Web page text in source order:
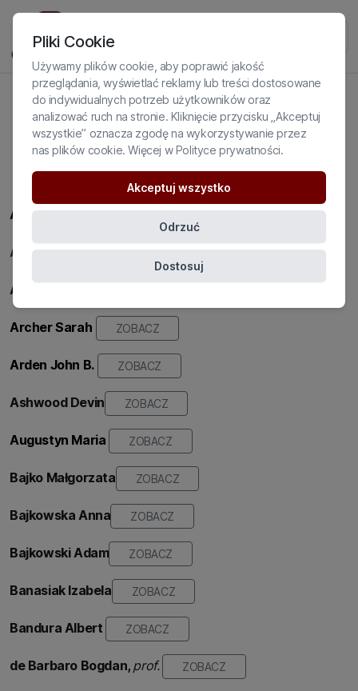
SZKOLĄ DLA NAS
Alarcon AriasLuis
AmbroziakKonrad,dr ZOBACZ
Ambroziak-Krzysztofowicz Violetta
Archer Sarah ZOBACZ
Arden John B. ZOBACZ
Ashwood Devin ZOBACZ
Augustyn Maria ZOBACZ
Bajko Małgorzata ZOBACZ
Bajkowska Anna ZOBACZ
Bajkowski Adam ZOBACZ
Banasiak Izabela ZOBACZ
Bandura Albert ZOBACZ
de Barbaro Bogdan, prof. ZOBACZ
Pliki Cookie
Używamy plików cookie, aby poprawić jakość
przeglądania, wyświetlać reklamy lub treści dostosowane
do indywidualnych potrzeb użytkowników oraz
analizować ruch na stronie. Kliknięcie przycisku „Akceptuj
wszystkie” oznacza zgodę na wykorzystywanie przez
nas plików cookie. Więcej wPolityce prywatności.
Akceptuj wszystko
Odrzuć
Dostosuj